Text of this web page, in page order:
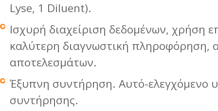
Lyse, 1 Diluent).
Ισχυρή διαχείριση δεδομένων, χρήση
καλύτερη διαγνωστική πληροφόρηση,
αποτελεσμάτων.
Έξυπνη συντήρηση. Αυτό-ελεγχόμενο
συντήρησης.